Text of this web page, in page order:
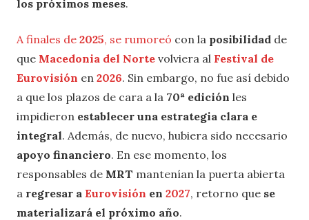
los próximos meses.
A finales de 2025, se rumoreó con la posibilidad de
que Macedonia del Norte volviera al Festival de
Eurovisión en 2026. Sin embargo, no fue así debido
a que los plazos de cara a la 70ª edición les
impidieron establecer una estrategia clara e
integral. Además, de nuevo, hubiera sido necesario
apoyo financiero. En ese momento, los
responsables de MRT mantenían la puerta abierta
a regresar a Eurovisión en 2027, retorno que se
materializará el próximo año.